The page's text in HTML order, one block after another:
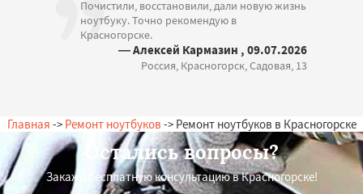
Почистили, восстановили, дали новую жизнь
ноутбуку. Точно рекомендую в
Красногорске.
— Алексей Кармазин , 09.07.2026
Россия, Красногорск, Садовая, 13
Главная -> Ремонт ноутбуков -> Ремонт ноутбуков в Красногорске
Остались вопросы?
Закажи бесплатную консультацию в Красногорске!